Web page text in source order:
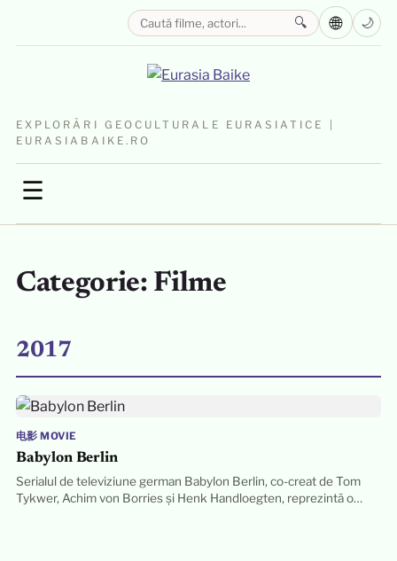
EXPLORĂRI GEOCULTURALE EURASIATICE |
EURASIABAIKE.RO
☰
🔍 🌐 🌙
Categorie: Filme
2017
电影 MOVIE
Babylon Berlin
Serialul de televiziune german Babylon Berlin, co-creat de Tom
Tykwer, Achim von Borries și Henk Handloegten, reprezintă o…